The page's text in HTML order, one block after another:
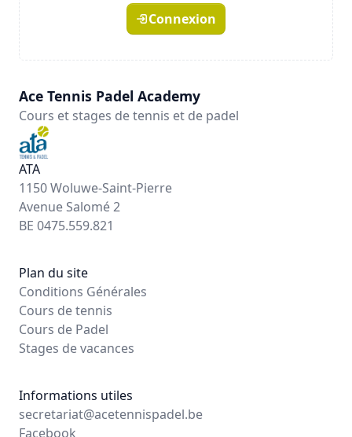
Connexion
Ace Tennis Padel Academy
Cours et stages de tennis et de padel
ATA
1150 Woluwe-Saint-Pierre
Avenue Salomé 2
BE 0475.559.821
Plan du site
Conditions Générales
Cours de tennis
Cours de Padel
Stages de vacances
Informations utiles
secretariat@acetennispadel.be
Facebook